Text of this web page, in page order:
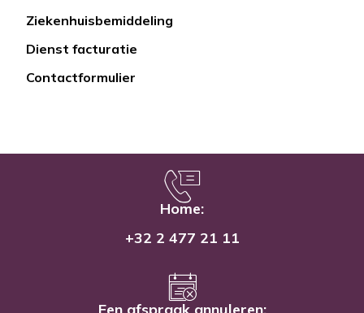
rapide
Ziekenhuisbemiddeling
Dienst facturatie
Contactformulier
Home:
+32 2 477 21 11